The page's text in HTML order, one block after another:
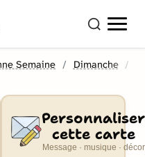
Semaine Dimanche
Personnaliser
cette carte
Message · musique · décor